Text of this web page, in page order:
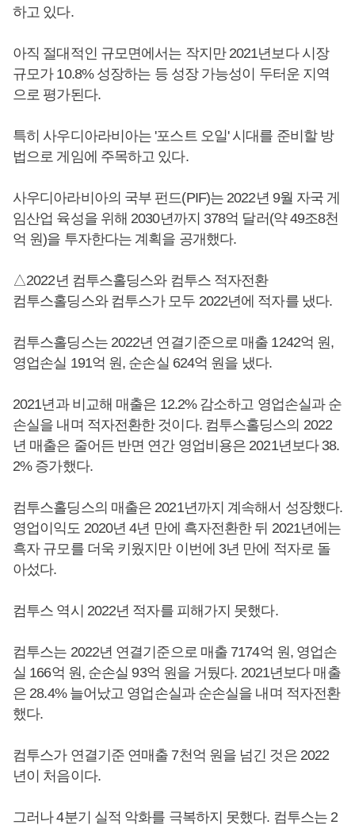
하고 있다.
아직 절대적인 규모면에서는 작지만 2021년보다 시장
규모가 10.8% 성장하는 등 성장 가능성이 두터운 지역
으로 평가된다.
특히 사우디아라비아는 '포스트 오일' 시대를 준비할 방
법으로 게임에 주목하고 있다.
사우디아라비아의 국부 펀드(PIF)는 2022년 9월 자국 게
임산업 육성을 위해 2030년까지 378억 달러(약 49조8천
억 원)을 투자한다는 계획을 공개했다.
△2022년 컴투스홀딩스와 컴투스 적자전환
컴투스홀딩스와 컴투스가 모두 2022년에 적자를 냈다.
컴투스홀딩스는 2022년 연결기준으로 매출 1242억 원,
영업손실 191억 원, 순손실 624억 원을 냈다.
2021년과 비교해 매출은 12.2% 감소하고 영업손실과 순
손실을 내며 적자전환한 것이다. 컴투스홀딩스의 2022
년 매출은 줄어든 반면 연간 영업비용은 2021년보다 38.
2% 증가했다.
컴투스홀딩스의 매출은 2021년까지 계속해서 성장했다.
영업이익도 2020년 4년 만에 흑자전환한 뒤 2021년에는
흑자 규모를 더욱 키웠지만 이번에 3년 만에 적자로 돌
아섰다.
컴투스 역시 2022년 적자를 피해가지 못했다.
컴투스는 2022년 연결기준으로 매출 7174억 원, 영업손
실 166억 원, 순손실 93억 원을 거뒀다. 2021년보다 매출
은 28.4% 늘어났고 영업손실과 순손실을 내며 적자전환
했다.
컴투스가 연결기준 연매출 7천억 원을 넘긴 것은 2022
년이 처음이다.
그러나 4분기 실적 악화를 극복하지 못했다. 컴투스는 2